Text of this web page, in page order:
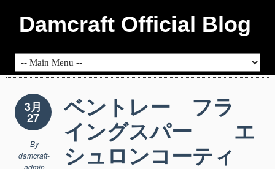
Damcraft Official Blog
3月
27
By
damcraft-
admin
ベントレー フラ
イングスパー エ
シュロンコーティ